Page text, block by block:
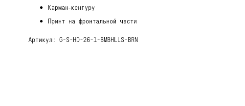
Карман‑кенгуру
Принт на фронтальной части
Артикул: G-S-HD-26-1-BMBHLLS-BRN